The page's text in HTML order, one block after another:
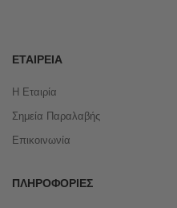
ΕΤΑΙΡΕΊΑ
Η Εταιρία
Σημεία Παραλαβής
Επικοινωνία
ΠΛΗΡΟΦΟΡΊΕΣ